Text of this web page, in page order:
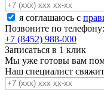
я соглашаюсь c
Позвоните по телефону:
+7 (8452) 988-000
Записаться в 1 клик
Мы уже готовы вам
Наш специалист